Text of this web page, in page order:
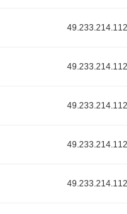
49.233.214.112
49.233.214.112
49.233.214.112
49.233.214.112
49.233.214.112